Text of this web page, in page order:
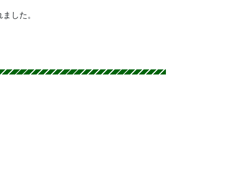
した。